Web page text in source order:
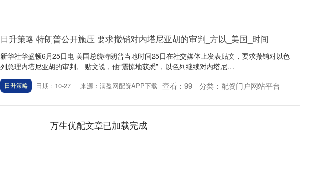
日升策略 特朗普公开施压 要求撤销对内塔尼亚胡的审判_方以_美国_时间
新华社华盛顿6月25日电 美国总统特朗普当地时间25日在社交媒体上发表贴文，要求撤销对以色
列总理内塔尼亚胡的审判。 贴文说，他“震惊地获悉”，以色列继续对内塔尼....
日升策略 日期：10-27 来源：满盈网配资APP下载 查看： 99 分类： 配资门户网站平台
万生优配文章已加载完成